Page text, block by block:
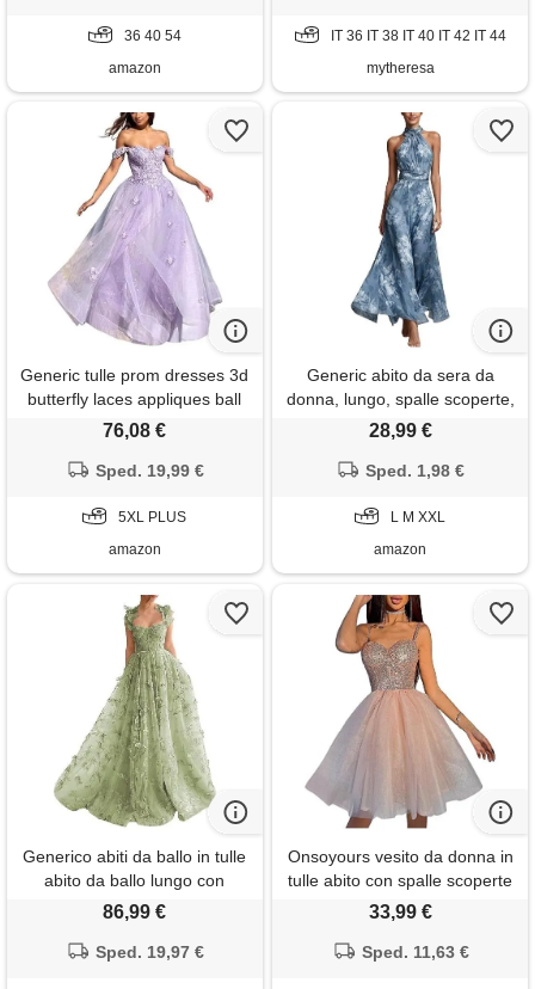
36 40 54
amazon
IT 36 IT 38 IT 40 IT 42 IT 44
mytheresa
Generic tulle prom dresses 3d
butterfly laces appliques ball
gown sparkly dolce una linea
formale, lavanda, 5xl plus
76,08 €
Sped. 19,99 €
5XL PLUS
amazon
Generic abito da sera da
donna, lungo, spalle scoperte,
da cocktail, linea ad a, in tulle,
maxi abito da ballo, abito da
motivo floreale, con
28,99 €
Sped. 1,98 €
L M XXL
amazon
Generico abiti da ballo in tulle
abito da ballo lungo con
farfalle 3d abiti da sera sexy
pizzo verde salvia 4xl
86,99 €
Sped. 19,97 €
Onsoyours vesito da donna in
tulle abito con spalle scoperte
da cocktail in rete a strati mini
33,99 €
Sped. 11,63 €